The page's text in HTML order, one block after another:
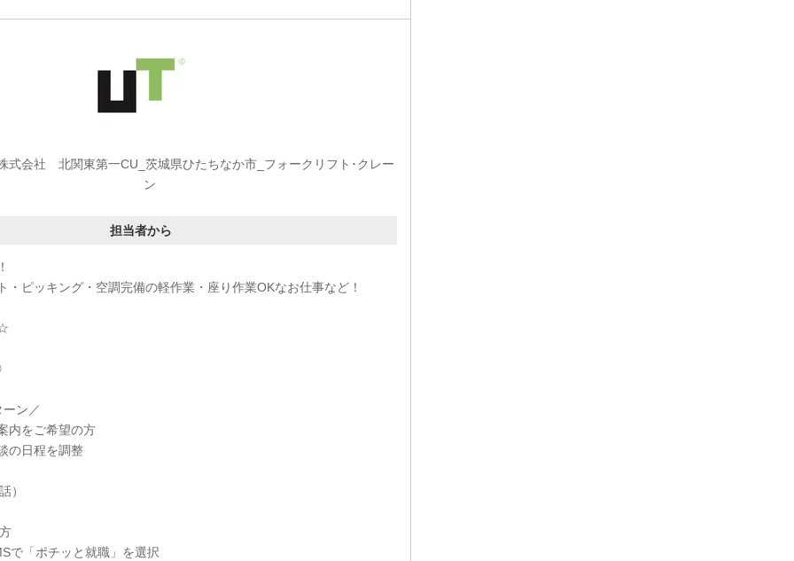
式会社 北関東第一CU_茨城県ひたちなか市_フォークリフト･クレー
ン
担当者から
・ピッキング・空調完備の軽作業・座り作業OKなお仕事など！
ン／
内をご希望の方
の日程を調整
）
で「ポチッと就職」を選択